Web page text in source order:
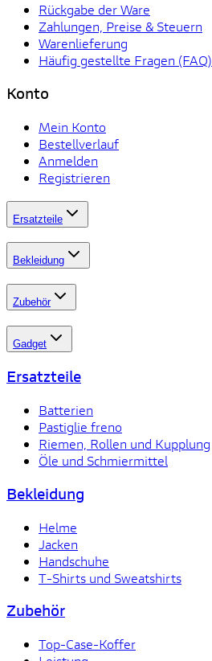
Rückgabe der Ware
Zahlungen, Preise & Steuern
Warenlieferung
Häufig gestellte Fragen (FAQ)
Konto
Mein Konto
Bestellverlauf
Anmelden
Registrieren
Ersatzteile
Bekleidung
Zubehör
Gadget
Ersatzteile
Batterien
Pastiglie freno
Riemen, Rollen und Kupplung
Öle und Schmiermittel
Bekleidung
Helme
Jacken
Handschuhe
T-Shirts und Sweatshirts
Zubehör
Top-Case-Koffer